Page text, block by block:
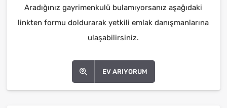
Aradığınız gayrimenkulü bulamıyorsanız aşağıdaki
linkten formu doldurarak yetkili emlak danışmanlarına
ulaşabilirsiniz.
EV ARIYORUM